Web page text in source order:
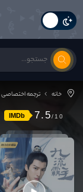
خانه ترجمه اختصاصی
IMDb 7.5